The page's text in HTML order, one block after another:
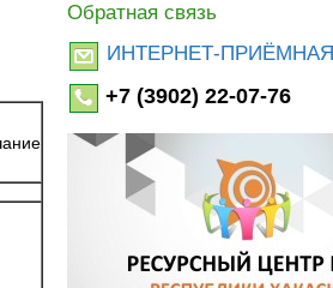
Обратная связь
ИНТЕРНЕТ-ПРИЁМНАЯ
+7 (3902) 22-07-76